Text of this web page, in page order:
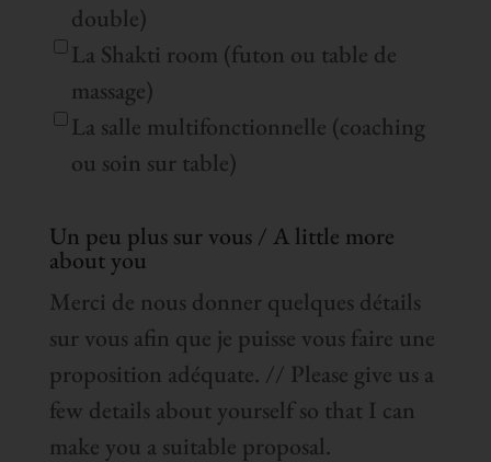
double)
La Shakti room (futon ou table de
massage)
La salle multifonctionnelle (coaching
ou soin sur table)
Un peu plus sur vous / A little more
about you
Merci de nous donner quelques détails
sur vous afin que je puisse vous faire une
proposition adéquate. // Please give us a
few details about yourself so that I can
make you a suitable proposal.